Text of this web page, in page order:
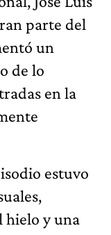
parte del
un
de lo
en la
estuvo
hielo y una